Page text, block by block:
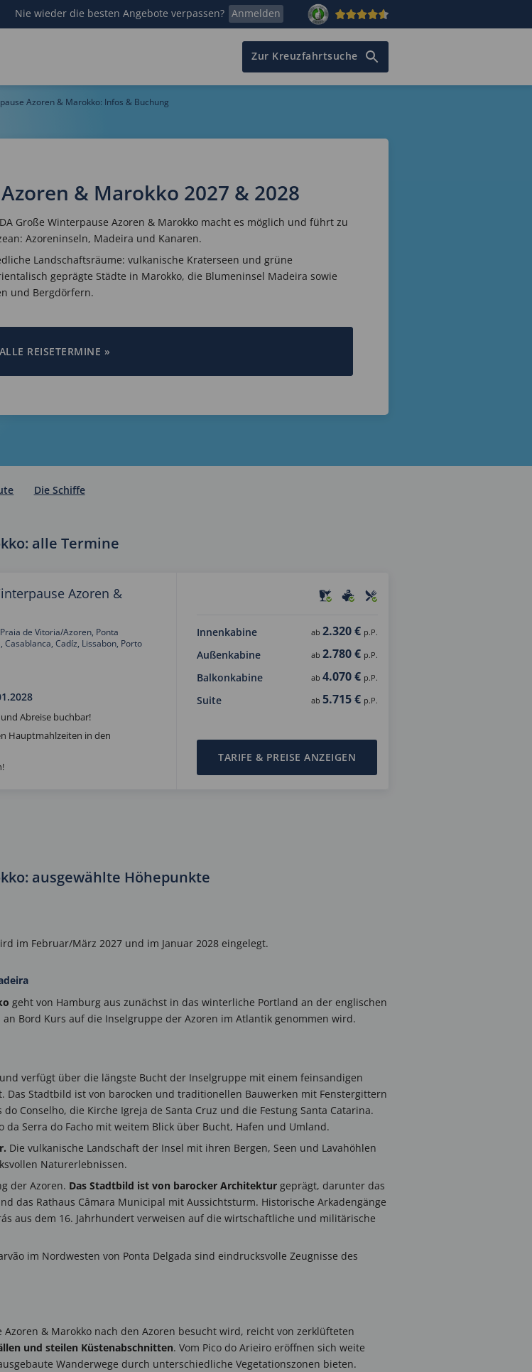
Nie wieder die besten Angebote verpassen? Anmelden
Zur Kreuzfahrtsuche
Azoren & Marokko: Infos & Buchung
& Marokko 2027 & 2028
Große Winterpause Azoren & Marokko macht es möglich und führt zu
Azoreninseln, Madeira und Kanaren.
Landschaftsräume: vulkanische Kraterseen und grüne
geprägte Städte in Marokko, die Blumeninsel Madeira sowie
und Bergdörfern.
ALLE REISETERMINE »
Die Schiffe
alle Termine
Azoren &
de Vitoria/Azoren, Ponta
Cadíz, Lissabon, Porto
Abreise buchbar!
Hauptmahlzeiten in den
Innenkabine ab 2.320 € p.P.
Außenkabine ab 2.780 € p.P.
Balkonkabine ab 4.070 € p.P.
Suite ab 5.715 € p.P.
TARIFE & PREISE ANZEIGEN
ausgewählte Höhepunkte
im Februar/März 2027 und im Januar 2028 eingelegt.
geht von Hamburg aus zunächst in das winterliche Portland an der englischen
Bord Kurs auf die Inselgruppe der Azoren im Atlantik genommen wird.
verfügt über die längste Bucht der Inselgruppe mit einem feinsandigen
Das Stadtbild ist von barocken und traditionellen Bauwerken mit Fenstergittern
Conselho, die Kirche Igreja de Santa Cruz und die Festung Santa Catarina.
Serra do Facho mit weitem Blick über Bucht, Hafen und Umland.
Die vulkanische Landschaft der Insel mit ihren Bergen, Seen und Lavahöhlen
Naturerlebnissen.
der Azoren. Das Stadtbild ist von barocker Architektur geprägt, darunter das
das Rathaus Câmara Municipal mit Aussichtsturm. Historische Arkadengänge
aus dem 16. Jahrhundert verweisen auf die wirtschaftliche und militärische
im Nordwesten von Ponta Delgada sind eindrucksvolle Zeugnisse des
& Marokko nach den Azoren besucht wird, reicht von zerklüfteten
und steilen Küstenabschnitten. Vom Pico do Arieiro eröffnen sich weite
Wanderwege durch unterschiedliche Vegetationszonen bieten.